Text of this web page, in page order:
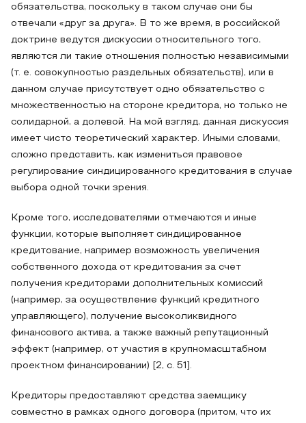
обязательства, поскольку в таком случае они бы
отвечали «друг за друга». В то же время, в российской
доктрине ведутся дискуссии относительного того,
являются ли такие отношения полностью независимыми
(т. е. совокупностью раздельных обязательств), или в
данном случае присутствует одно обязательство с
множественностью на стороне кредитора, но только не
солидарной, а долевой. На мой взгляд, данная дискуссия
имеет чисто теоретический характер. Иными словами,
сложно представить, как измениться правовое
регулирование синдицированного кредитования в случае
выбора одной точки зрения.
Кроме того, исследователями отмечаются и иные
функции, которые выполняет синдицированное
кредитование, например возможность увеличения
собственного дохода от кредитования за счет
получения кредиторами дополнительных комиссий
(например, за осуществление функций кредитного
управляющего), получение высоколиквидного
финансового актива, а также важный репутационный
эффект (например, от участия в крупномасштабном
проектном финансировании) [2, с. 51].
Кредиторы предоставляют средства заемщику
совместно в рамках одного договора (притом, что их